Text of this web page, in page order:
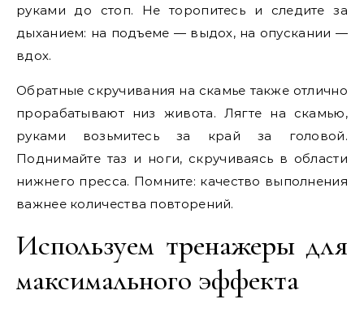
руками до стоп. Не торопитесь и следите за
дыханием: на подъеме — выдох, на опускании —
вдох.
Обратные скручивания на скамье также отлично
прорабатывают низ живота. Лягте на скамью,
руками возьмитесь за край за головой.
Поднимайте таз и ноги, скручиваясь в области
нижнего пресса. Помните: качество выполнения
важнее количества повторений.
Используем тренажеры для
максимального эффекта